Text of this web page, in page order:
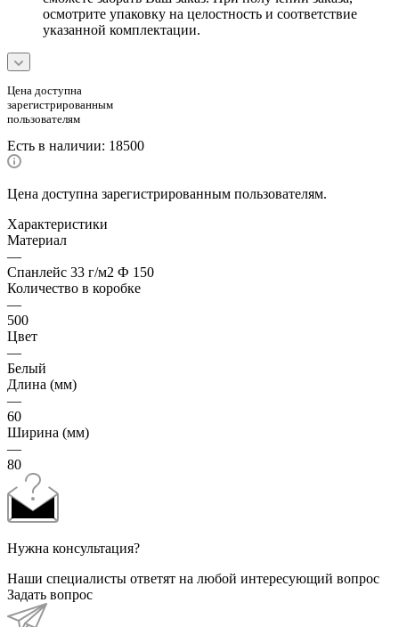
осмотрите упаковку на целостность и соответствие
указанной комплектации.
Цена доступна
зарегистрированным
пользователям
Есть в наличии: 18500
Цена доступна зарегистрированным пользователям.
Характеристики
Материал
—
Спанлейс 33 г/м2 Ф 150
Количество в коробке
—
500
Цвет
—
Белый
Длина (мм)
—
60
Ширина (мм)
—
80
Нужна консультация?
Наши специалисты ответят на любой интересующий вопрос
Задать вопрос